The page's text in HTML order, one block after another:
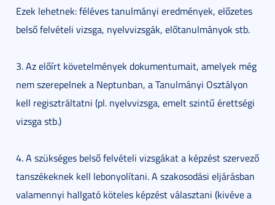
Ezek lehetnek: féléves tanulmányi eredmények, előzetes
belső felvételi vizsga, nyelvvizsgák, előtanulmányok stb.
3. Az előírt követelmények dokumentumait, amelyek még
nem szerepelnek a Neptunban, a Tanulmányi Osztályon
kell regisztráltatni (pl. nyelvvizsga, emelt szintű érettségi
vizsga stb.)
4. A szükséges belső felvételi vizsgákat a képzést szervező
tanszékeknek kell lebonyolítani. A szakosodási eljárásban
valamennyi hallgató köteles képzést választani (kivéve a